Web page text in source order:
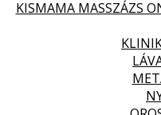
KISMAMA MASSZÁZS